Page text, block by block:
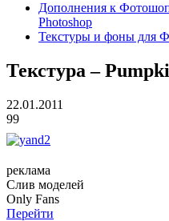
Дополнения к
Photoshop
Текстуры и фоны для
Текстура –
22.01.2011
99
реклама
Слив моделей
Only Fans
Перейти